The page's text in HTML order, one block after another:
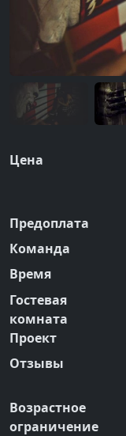
Цена
Предоплата
Команда
Время
Гостевая
комната
Проект
Отзывы
Возрастное
ограничение